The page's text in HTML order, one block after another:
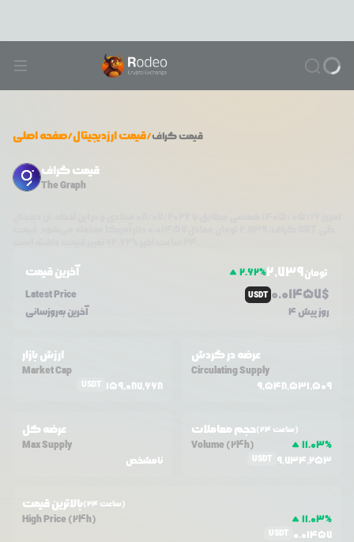
صفحه اصلی/قیمت ارزدیجیتال/ قیمتگراف
قیمت گراف
The Graph
آخرین قیمت 2.62%2,739تومان
Latest Price
USDT 0.01457$
آخرین به‌روزسانی 4 روز پیش
ارزش بازار
Market Cap
USDT 159,087,668
عرضه در گردش
Circulating Supply
9,548,531,509
عرضه کل
Max Supply
نامشخص
حجم معاملات (24 ساعت)
Volume (24h) 11.03%
USDT 9,734,253
بالاترین قیمت (24 ساعت)
High Price (24h) 11.03%
USDT 0.01457